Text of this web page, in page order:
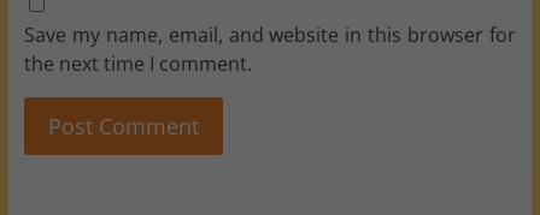
Save my name, email, and website in this browser for
the next time I comment.